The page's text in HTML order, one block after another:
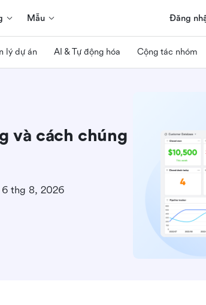
Mẫu Đăng
lý dự án AI & Tự động hóa Cộng tác nhóm
và cách chúng
6 thg 8, 2026